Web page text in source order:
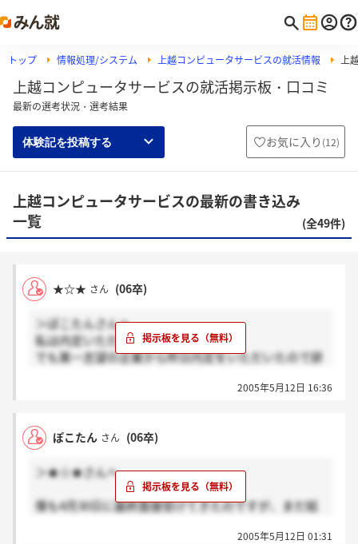
トップ 情報処理/システム 上越コンピュータサービスの就活情報 上
上越コンピュータサービスの就活掲示板・口コミ
最新の選考状況・選考結果
体験記を投稿する お気に入り (12)
上越コンピュータサービスの最新の書き込み
一覧
(全49件)
★☆★ さん (06卒)
＞ぽこたんさんへ
私は内定いただきましたよ！
でも第一志望の企業から昨日内定をいただいたので辞
第一志望なのですか？受かるとよいですね！2005年5月12日 16:36
ぽこたん さん (06卒)
＞★☆★さんへ
僕も4月30日に最終面接受けてきたのですが、まだ結
2005年5月12日 01:31